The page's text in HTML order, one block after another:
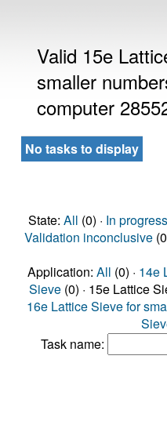
Valid 15e
smaller
computer
No tasks to display
State: All (0) · In progress
Validation inconclusive
Application: All (0) · 14e
Sieve (0) · 15e Lattice
16e Lattice Sieve for
Task name: